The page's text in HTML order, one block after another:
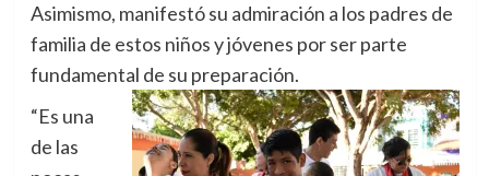
Asimismo, manifestó su admiración a los padres de
familia de estos niños y jóvenes por ser parte
fundamental de su preparación.
“Es una
de las